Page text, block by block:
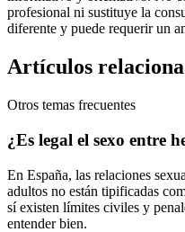
profesional ni sustituye la
diferente y puede requerir un
Artículos
Otros temas frecuentes
¿Es legal el sexo entre
En España, las relaciones
adultos no están tipificadas
sí existen límites civiles y
entender bien.